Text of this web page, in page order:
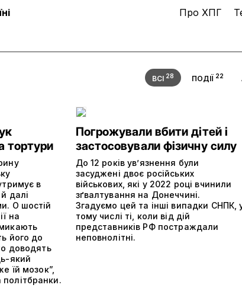
Про ХПГ
ВСІ28 ПОДІЇ22
тортури
в
далі
О шостій
на
його до
доводять
який
їй мозок”,
Погрожували вбити дітей і
застосовували фізичну силу
До 12 років увʼязнення були
засуджені двоє російських
військових, які у 2022 році вчинили
зґвалтування на Донеччині.
Згадуємо цей та інші випадки СНПК,
тому числі ті, коли від дій
представників РФ постраждали
неповнолітні.